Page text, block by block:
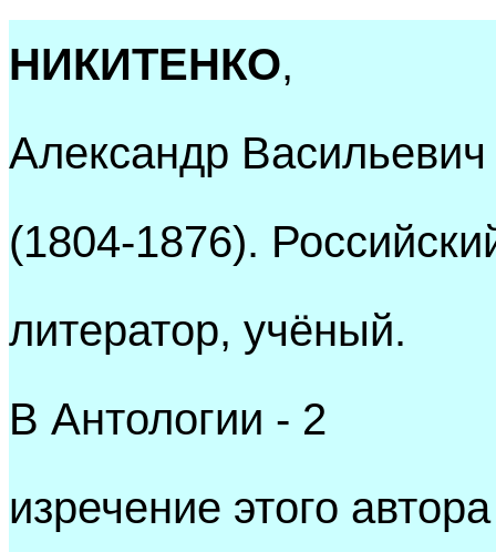
НИКИТЕНКО,
Александр Васильевич
(1804-1876).
литератор, учёный.
В Антологии - 2
изречение этого автора